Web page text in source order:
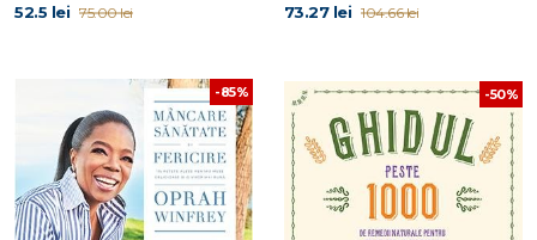
52.5 lei 75.00 lei 73.27 lei 104.66 lei
-85% -50%